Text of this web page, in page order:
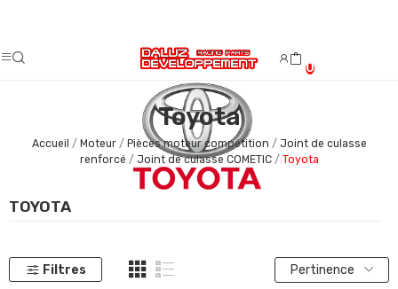
0
Toyota
Accueil Moteur Pièces moteur compétition
Joint de culasse
renforcé
Joint de culasse COMETIC Toyota
TOYOTA
Filtres Pertinence